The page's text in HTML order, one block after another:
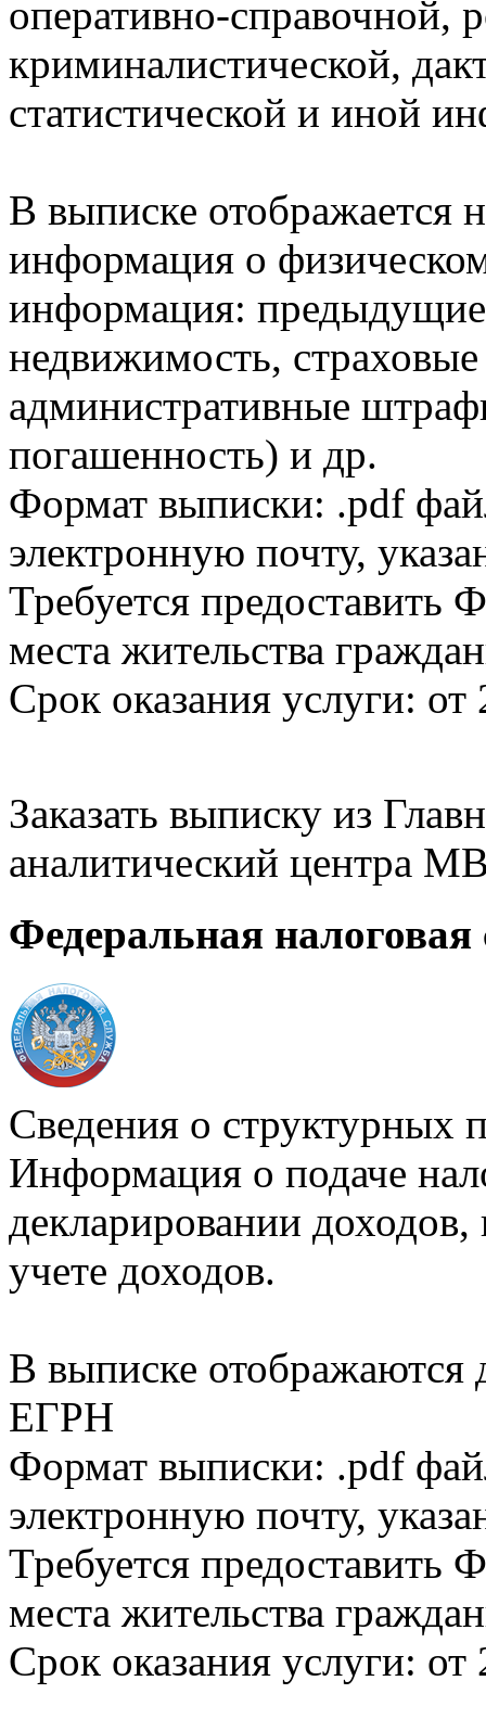
оперативно-справочной,
криминалистической,
статистической и иной
В выписке отображается
информация о
информация:
недвижимость,
административные
погашенность) и др.
Формат выписки: .pdf
электронную почту,
Требуется
места жительства
Срок оказания услуги: от
Заказать выписку из
аналитический центра
Федеральная налоговая
Сведения о структурных
Информация о подаче
декларировании доходов,
учете доходов.
В выписке
ЕГРН
Формат выписки: .pdf
электронную почту,
Требуется
места жительства
Срок оказания услуги: от